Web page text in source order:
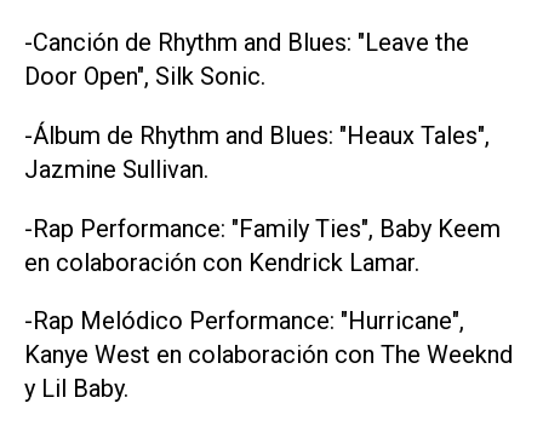
-Canción de Rhythm and Blues: "Leave the
Door Open", Silk Sonic.
-Álbum de Rhythm and Blues: "Heaux Tales",
Jazmine Sullivan.
-Rap Performance: "Family Ties", Baby Keem
en colaboración con Kendrick Lamar.
-Rap Melódico Performance: "Hurricane",
Kanye West en colaboración con The Weeknd
y Lil Baby.